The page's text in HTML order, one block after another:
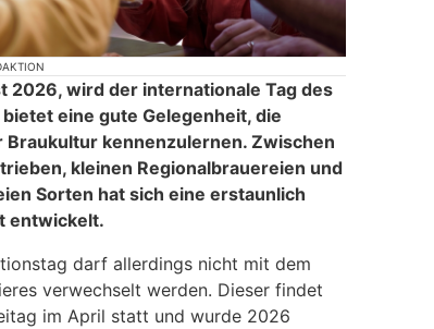
2026, wird der internationale Tag des
eine gute Gelegenheit, die
Braukultur kennenzulernen. Zwischen
kleinen Regionalbrauereien und
Sorten hat sich eine erstaunlich
entwickelt.
darf allerdings nicht mit dem
verwechselt werden. Dieser findet
im April statt und wurde 2026